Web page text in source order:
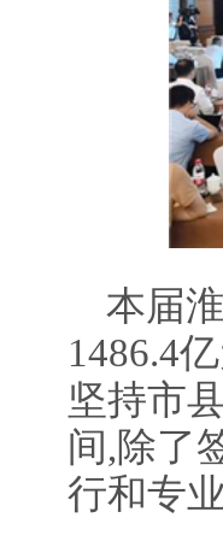
本届
1486.4
坚持市
间,除了
行和专